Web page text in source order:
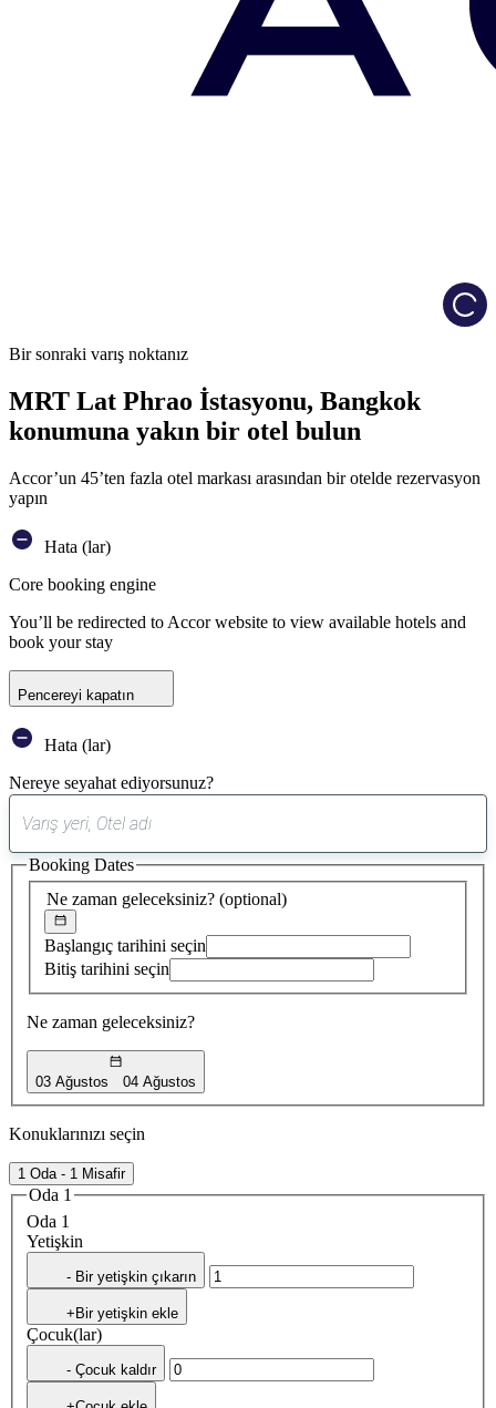
Bir sonraki varış noktanız
MRT Lat Phrao İstasyonu, Bangkok
konumuna yakın bir otel bulun
Accor’un 45’ten fazla otel markası arasından bir otelde rezervasyon
yapın
Hata (lar)
Core booking engine
You’ll be redirected to Accor website to view available hotels and
book your stay
Pencereyi kapatın
Hata (lar)
Nereye seyahat ediyorsunuz?
öneri
bulundu
Ne zaman geleceksiniz? (optional)
Başlangıç tarihini seçin
Bitiş tarihini seçin
Ne zaman geleceksiniz?
03 Ağustos 04 Ağustos
Booking Dates
Konuklarınızı seçin
1 Oda - 1 Misafir
Oda 1
Oda 1
Yetişkin
- Bir yetişkin çıkarın
+Bir yetişkin ekle
Çocuk(lar)
- Çocuk kaldır